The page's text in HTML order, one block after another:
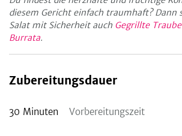
diesem Gericht einfach traumhaft? Dann
Salat mit Sicherheit auch Gegrillte
Burrata.
Zubereitungsdauer
30 Minuten Vorbereitungszeit